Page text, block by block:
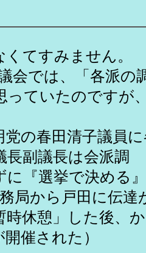
てすみません。
会では、「各派の
っていたのですが
の春田清子議員に
副議長は会派調
選挙で決める』
局から戸田に伝達
休憩」した後、
催された）